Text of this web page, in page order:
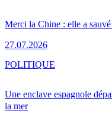
Merci la Chine : elle a
27.07.2026
Une enclave espagnole
la mer
POLITIQUE